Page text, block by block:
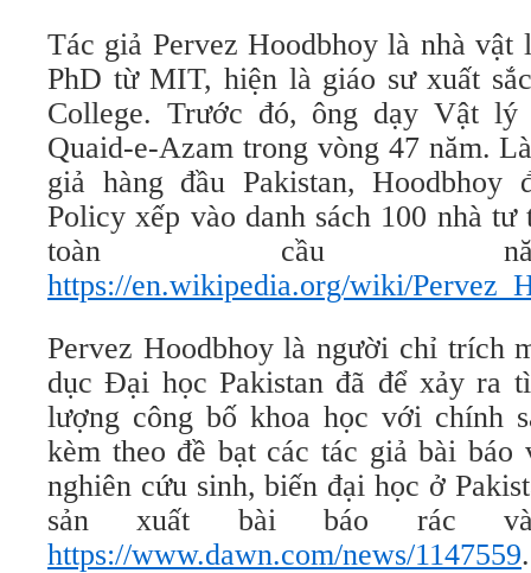
Tác giả Pervez Hoodbhoy là nhà vật
PhD từ MIT, hiện là giáo sư xuất
College. Trước đó, ông dạy Vật
Quaid-e-Azam trong vòng 47 năm.
giả hàng đầu Pakistan, Hoodbhoy
Policy xếp vào danh sách 100 nhà tư
toàn cầu
https://en.wikipedia.org/wiki/
Pervez Hoodbhoy là người chỉ trích
dục Đại học Pakistan đã để xảy ra
lượng công bố khoa học với chính
kèm theo đề bạt các tác giả bài báo
nghiên cứu sinh, biến đại học ở
sản xuất bài báo rác
https://www.dawn.com/news/1147559.